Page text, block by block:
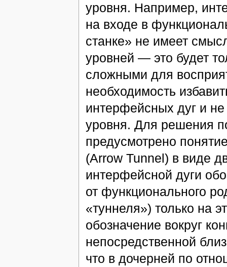
уровня. Например,
на входе в
станке» не имеет
уровней — это будет
сложными для
необходимость
интерфейсных дуг и не
уровня. Для решения
предусмотрено
(Arrow Tunnel) в виде
интерфейсной дуги
от функционального
«туннеля») только на
обозначение вокруг
непосредственной
что в дочерней по